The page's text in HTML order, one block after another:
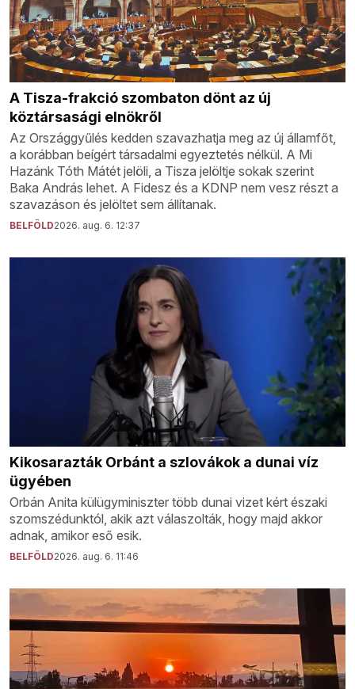
A Tisza-frakció szombaton dönt az új
köztársasági elnökről
Az Országgyűlés kedden szavazhatja meg az új államfőt,
a korábban beígért társadalmi egyeztetés nélkül. A Mi
Hazánk Tóth Mátét jelöli, a Tisza jelöltje sokak szerint
Baka András lehet. A Fidesz és a KDNP nem vesz részt a
szavazáson és jelöltet sem állítanak.
BELFÖLD2026. aug. 6. 12:37
Kikosarazták Orbánt a szlovákok a dunai víz
ügyében
Orbán Anita külügyminiszter több dunai vizet kért északi
szomszédunktól, akik azt válaszolták, hogy majd akkor
adnak, amikor eső esik.
BELFÖLD2026. aug. 6. 11:46